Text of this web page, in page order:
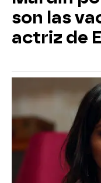
son las
actriz de